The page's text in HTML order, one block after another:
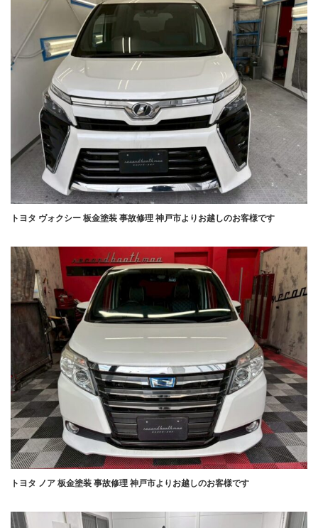
トヨタ ヴォクシー 板金塗装 事故修理 神戸市よりお越しのお客様です
トヨタ ノア 板金塗装 事故修理 神戸市よりお越しのお客様です